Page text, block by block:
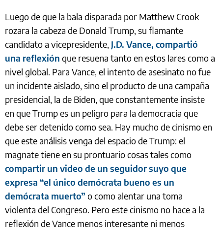
Luego de que la bala disparada por Matthew Crook
rozara la cabeza de Donald Trump, su flamante
candidato a vicepresidente, J.D. Vance, compartió
una reflexión que resuena tanto en estos lares como a
nivel global. Para Vance, el intento de asesinato no fue
un incidente aislado, sino el producto de una campaña
presidencial, la de Biden, que constantemente insiste
en que Trump es un peligro para la democracia que
debe ser detenido como sea. Hay mucho de cinismo en
que este análisis venga del espacio de Trump: el
magnate tiene en su prontuario cosas tales como
compartir un video de un seguidor suyo que
expresa “el único demócrata bueno es un
demócrata muerto” o como alentar una toma
violenta del Congreso. Pero este cinismo no hace a la
reflexión de Vance menos interesante ni menos